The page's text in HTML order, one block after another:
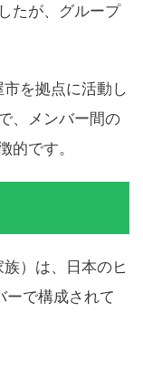
たが、グループ
を拠点に活動し
、メンバー間の
的です。
）は、日本のヒ
ーで構成されて